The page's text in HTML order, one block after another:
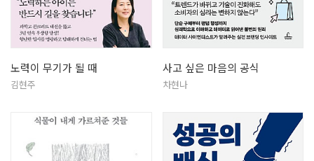
노력이 무기가 될 때
김현주
사고 싶은 마음의 공식
차현나